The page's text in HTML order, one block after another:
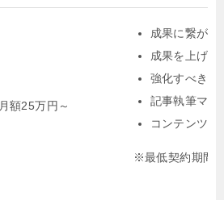
月額25万円～
成果に繋が
成果を上げ
強化すべき記
記事執筆マニ
コンテンツ
※最低契約期間3